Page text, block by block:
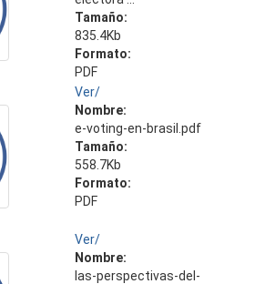
Tamaño:
835.4Kb
Formato:
PDF
Ver/
Nombre:
e-voting-en-brasil.pdf
Tamaño:
558.7Kb
Formato:
PDF
Ver/
Nombre:
las-perspectivas-del-